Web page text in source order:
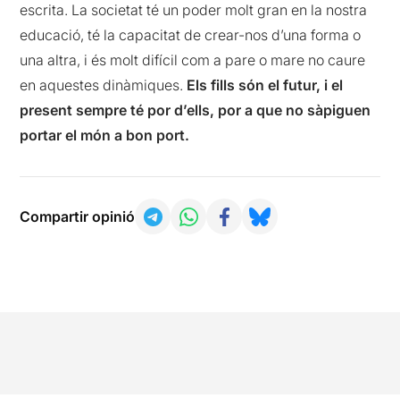
escrita. La societat té un poder molt gran en la nostra
educació, té la capacitat de crear-nos d’una forma o
una altra, i és molt difícil com a pare o mare no caure
en aquestes dinàmiques. Els fills són el futur, i el
present sempre té por d’ells, por a que no sàpiguen
portar el món a bon port.
Compartir opinió